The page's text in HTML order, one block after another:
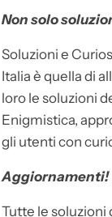
Non solo
Soluzioni e
Italia è quella di
loro le soluzioni
Enigmistica,
gli utenti con
Aggiornamenti!
Tutte le soluzioni